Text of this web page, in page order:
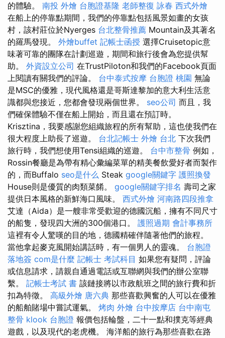
的體驗。 南投 外燴 台胞證基隆 老師整復 詠春 西式外燴
在船上的停靠點期間，我們的停靠點包括風景如畫的女孩
村，該村莊位於Nyerges 台北整骨推薦 Mountain及其著名
的羅馬發現。 外燴buffet 記帳士函授 選擇Cruisetopic意
味著可靠的團隊在計劃巡遊，期間和旅行後會為您提供幫
助。 外資設立公司 在TrustPiloton和我們的Facebook頁面
上閱讀有關我們的評論。 台中泰式按摩 台胞證 桃園 無論
是MSC的優雅，現代風格還是哥斯達黎加的意大利生活意
識都與您接近，您都會發現兩個世界。 seo公司 而且，我
們確保體驗不僅在船上開始，而且還在預訂時。
Krisztina，我要感謝您組織旅程的所有幫助，這也使我們在
很大程度上助長了巡遊。 台北記帳士 外燴 台北 下次我們
旅行時，我們想使用Tensi組織的巡遊。 台中市整骨 例如，
Rossin餐廳是為帶有精心彙編菜單的精美餐飲愛好者而製作
的，而Buffalo seo是什么 Steak google關鍵字 護照換發
House則是優質的肉類菜餚。 google關鍵字排名 壽司之家
提供日本風格的新鮮海口風味。 西式外燴 河南路四段推拿
艾達（Aida）是一艘非常受歡迎的德國沉船，擁有不同尺寸
的船隻，發現四大洲的300個港口。 護照過期 會計事務所
這裡有令人驚嘆的目的地，德國精確伴隨著他們的旅程。
當他拿起麥克風開始講話時，有一個男人的靈魂。 台胞證
落地簽 com是什麼 記帳士 考試科目 如果您有疑問，評論
或信息請求，請親自通過電話或互聯網與我們的辦公室聯
繫。 記帳士考試 書 該鏈接將以市政航班之間的旅行費和折
扣為特徵。 高級外燴 唐六典 那些喜歡興奮的人可以在優雅
的船舶賭場中嘗試運氣。 烤肉 外燴 台中按摩店 台中南屯
整骨 klook 台胞證 報價包括輪盤，二十一點和撲克等經典
遊戲，以及現代的老虎機。 海洋船的旅行為那些喜歡在路